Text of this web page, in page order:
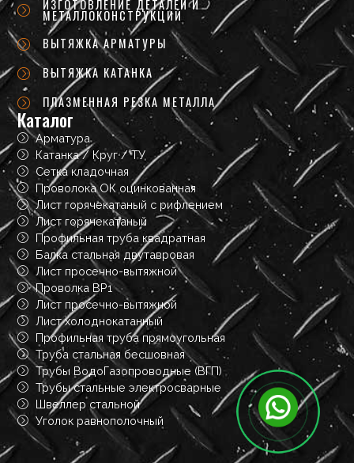
ИЗГОТОВЛЕНИЕ ДЕТАЛЕЙ И
МЕТАЛЛОКОНСТРУКЦИЙ
ВЫТЯЖКА АРМАТУРЫ
ВЫТЯЖКА КАТАНКА
ПЛАЗМЕННАЯ РЕЗКА МЕТАЛЛА
Каталог
Арматура
Катанка / Круг / ТУ
Сетка кладочная
Проволока ОК оцинкованная
Лист горячекатаный с рифлением
Лист горячекатаный
Профильная труба квадратная
Балка стальная двутавровая
Лист просечно-вытяжной
Проволка ВР1
Лист просечно-вытяжной
Лист холоднокатанный
Профильная труба прямоугольная
Труба стальная бесшовная
Трубы ВодоГазопроводные (ВГП)
Трубы стальные электросварные
Швеллер стальной
Уголок равнополочный